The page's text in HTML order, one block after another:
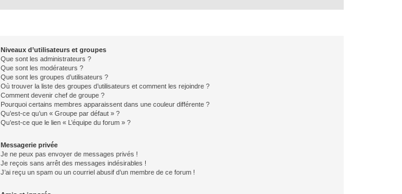
Niveaux d’utilisateurs et groupes
Que sont les administrateurs ?
Que sont les modérateurs ?
Que sont les groupes d’utilisateurs ?
Où trouver la liste des groupes d’utilisateurs et comment les rejoindre ?
Comment devenir chef de groupe ?
Pourquoi certains membres apparaissent dans une couleur différente ?
Qu’est-ce qu’un « Groupe par défaut » ?
Qu’est-ce que le lien « L’équipe du forum » ?
Messagerie privée
Je ne peux pas envoyer de messages privés !
Je reçois sans arrêt des messages indésirables !
J’ai reçu un spam ou un courriel abusif d’un membre de ce forum !